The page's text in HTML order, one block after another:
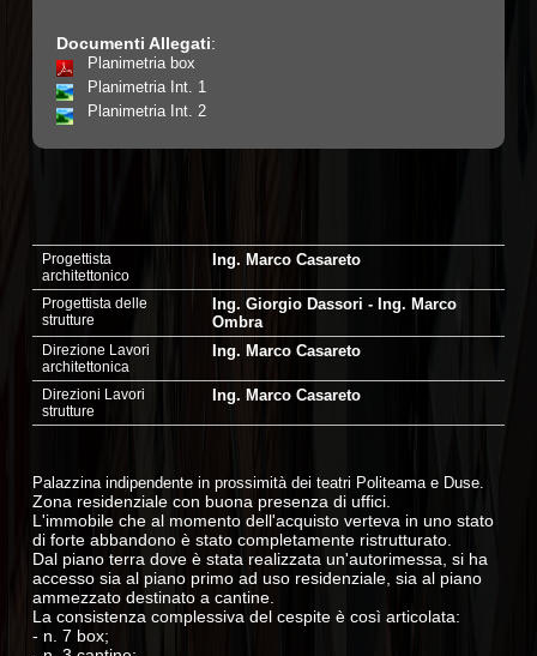
Documenti Allegati:
Planimetria box
Planimetria Int. 1
Planimetria Int. 2
Progettista
architettonico
Ing. Marco Casareto
Progettista delle
strutture
Ing. Giorgio Dassori - Ing. Marco
Ombra
Direzione Lavori
architettonica
Ing. Marco Casareto
Direzioni Lavori
strutture
Ing. Marco Casareto
Palazzina indipendente in prossimità dei teatri Politeama e Duse.
Zona residenziale con buona presenza di uffici.
L'immobile che al momento dell'acquisto verteva in uno stato
di forte abbandono è stato completamente ristrutturato.
Dal piano terra dove è stata realizzata un'autorimessa, si ha
accesso sia al piano primo ad uso residenziale, sia al piano
ammezzato destinato a cantine.
La consistenza complessiva del cespite è così articolata:
- n. 7 box;